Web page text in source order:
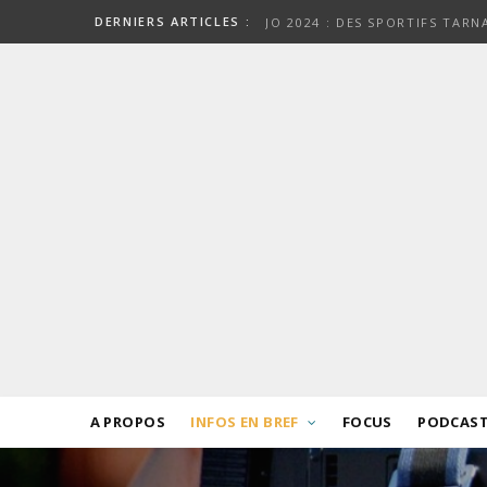
DERNIERS ARTICLES : JO 2024 : DES SPORTIFS
A PROPOS INFOS EN BREF FOCUS